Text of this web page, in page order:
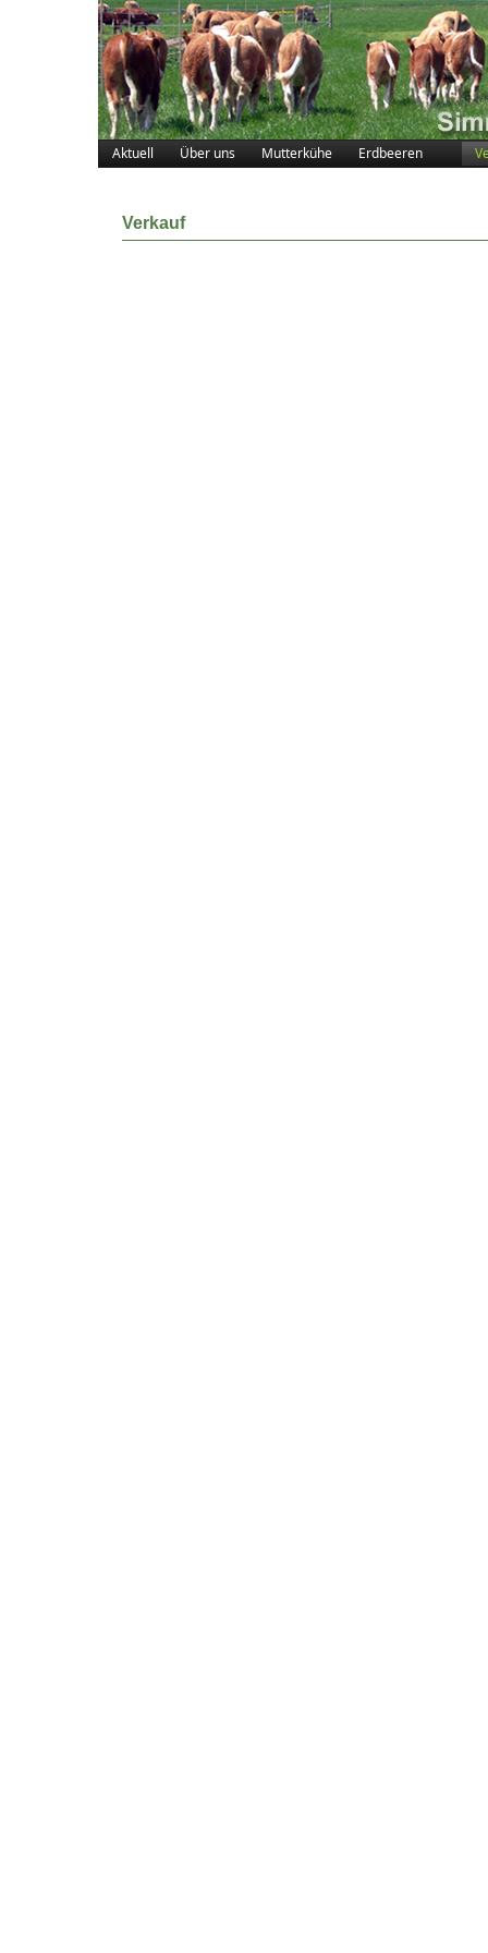
Aktuell Über uns Mutterkühe Erdbeeren
Verkauf